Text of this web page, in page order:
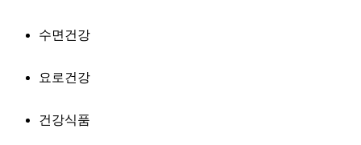
수면건강
요로건강
건강식품